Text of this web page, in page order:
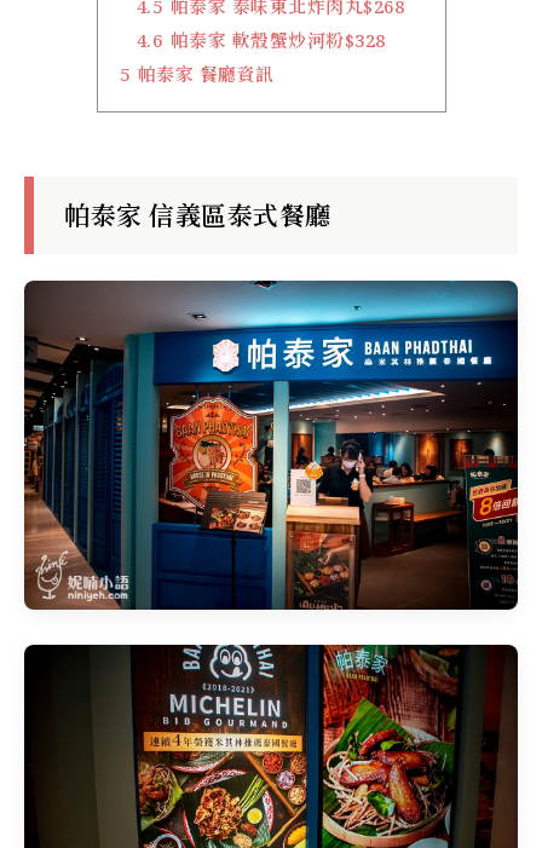
4.5 帕泰家 泰味東北炸肉丸$268
4.6 帕泰家 軟殼蟹炒河粉$328
5 帕泰家 餐廳資訊
帕泰家 信義區泰式餐廳